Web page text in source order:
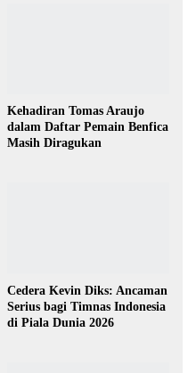
Kehadiran Tomas Araujo
dalam Daftar Pemain Benfica
Masih Diragukan
Cedera Kevin Diks: Ancaman
Serius bagi Timnas Indonesia
di Piala Dunia 2026